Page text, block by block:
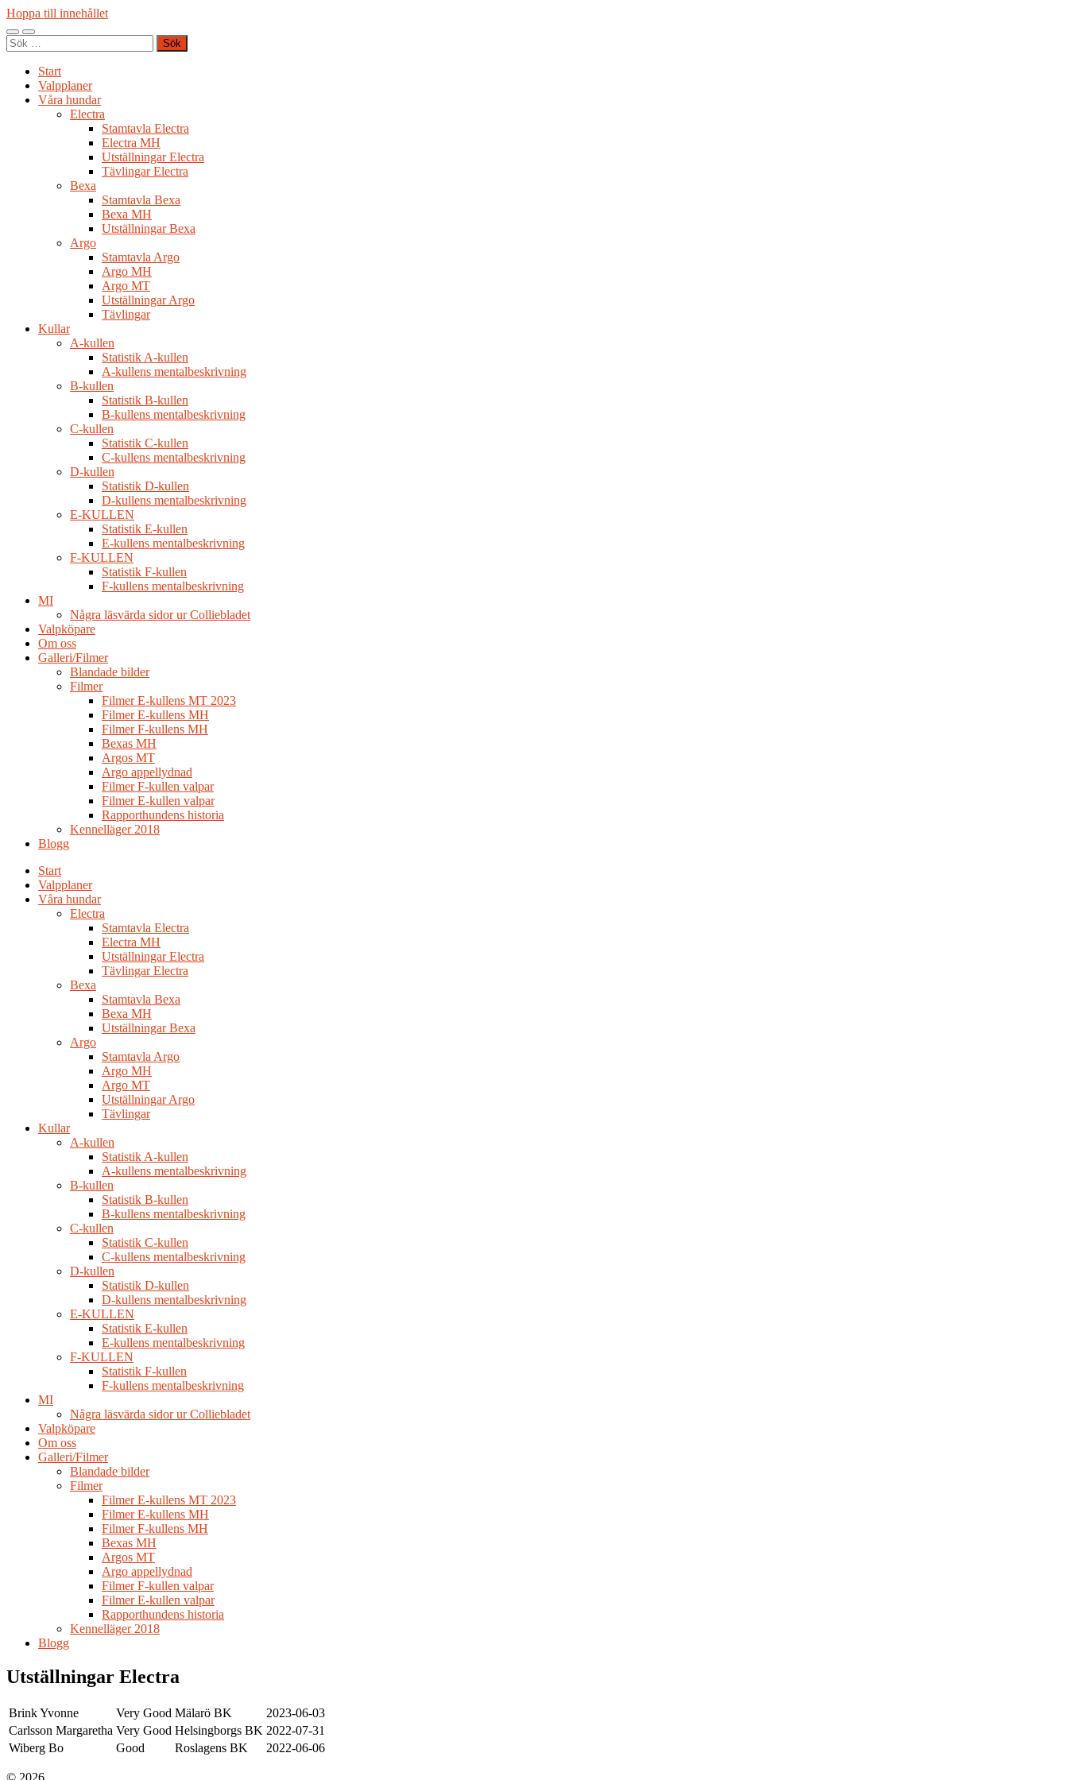
Hoppa till innehållet
Slå
på/av
Slå
på/av
Sök
efter:
Start
Valpplaner
Våra hundar
Electra
Stamtavla Electra
Electra MH
Utställningar Electra
Tävlingar Electra
Bexa
Stamtavla Bexa
Bexa MH
Utställningar Bexa
Argo
Stamtavla Argo
Argo MH
Argo MT
Utställningar Argo
Tävlingar
Kullar
A-kullen
Statistik A-kullen
A-kullens mentalbeskrivning
B-kullen
Statistik B-kullen
B-kullens mentalbeskrivning
C-kullen
Statistik C-kullen
C-kullens mentalbeskrivning
D-kullen
Statistik D-kullen
D-kullens mentalbeskrivning
E-KULLEN
Statistik E-kullen
E-kullens mentalbeskrivning
F-KULLEN
Statistik F-kullen
F-kullens mentalbeskrivning
MI
Några läsvärda sidor ur Colliebladet
Valpköpare
Om oss
Galleri/Filmer
Blandade bilder
Filmer
Filmer E-kullens MT 2023
Filmer E-kullens MH
Filmer F-kullens MH
Bexas MH
Argos MT
Argo appellydnad
Filmer F-kullen valpar
Filmer E-kullen valpar
Rapporthundens historia
Kennelläger 2018
Blogg
Start
Valpplaner
Våra hundar
Electra
Stamtavla Electra
Electra MH
Utställningar Electra
Tävlingar Electra
Bexa
Stamtavla Bexa
Bexa MH
Utställningar Bexa
Argo
Stamtavla Argo
Argo MH
Argo MT
Utställningar Argo
Tävlingar
Kullar
A-kullen
Statistik A-kullen
A-kullens mentalbeskrivning
B-kullen
Statistik B-kullen
B-kullens mentalbeskrivning
C-kullen
Statistik C-kullen
C-kullens mentalbeskrivning
D-kullen
Statistik D-kullen
D-kullens mentalbeskrivning
E-KULLEN
Statistik E-kullen
E-kullens mentalbeskrivning
F-KULLEN
Statistik F-kullen
F-kullens mentalbeskrivning
MI
Några läsvärda sidor ur Colliebladet
Valpköpare
Om oss
Galleri/Filmer
Blandade bilder
Filmer
Filmer E-kullens MT 2023
Filmer E-kullens MH
Filmer F-kullens MH
Bexas MH
Argos MT
Argo appellydnad
Filmer F-kullen valpar
Filmer E-kullen valpar
Rapporthundens historia
Kennelläger 2018
Blogg
Utställningar Electra
Brink Yvonne Very Good Mälarö BK
2023-06-03
Carlsson Margaretha Very Good Helsingborgs BK 2022-07-31
Wiberg Bo
Good Roslagens BK 2022-06-06
© 2026